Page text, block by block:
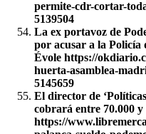
permite-cdr-cortar-
5139504
La ex portavoz de
por acusar a la Policía
Évole https://
huerta-asamblea-
5145659
El director de
cobrará entre 70.000 y
https://